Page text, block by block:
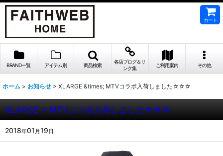
カート
BRAND一覧 アイテム別 商品検索
各店ブログ＆リ
ンク集
ご利用案内 その他
ホーム > お知らせ > XLARGE &times; MTVコラボ入荷しました☆☆☆
XLARGE × MTVコラボ入荷しました☆☆☆
2018年01 月19日